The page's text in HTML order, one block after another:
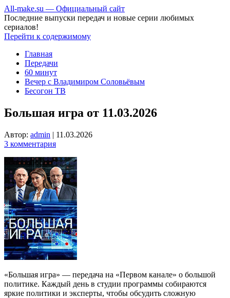
All-make.su — Официальный сайт
Последние выпуски передач и новые серии любимых
сериалов!
Перейти к содержимому
Главная
Передачи
60 минут
Вечер с Владимиром Соловьёвым
Бесогон ТВ
Большая игра от 11.03.2026
Автор: admin | 11.03.2026
3 комментария
«Большая игра» — передача на «Первом канале» о большой
политике. Каждый день в студии программы собираются
яркие политики и эксперты, чтобы обсудить сложную